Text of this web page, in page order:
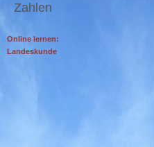
Zahlen
Online lernen:
Landeskunde